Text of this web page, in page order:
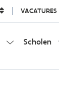
VACATURES
Scholen